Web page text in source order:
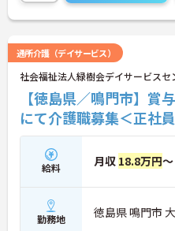
通所介護（デイサービス）
社会福祉法人緑樹会デイサービスセ
【徳島県／鳴門市】
にて介護職募集＜正社
給料 月収 18.8万円～
勤務地 徳島県 鳴門市